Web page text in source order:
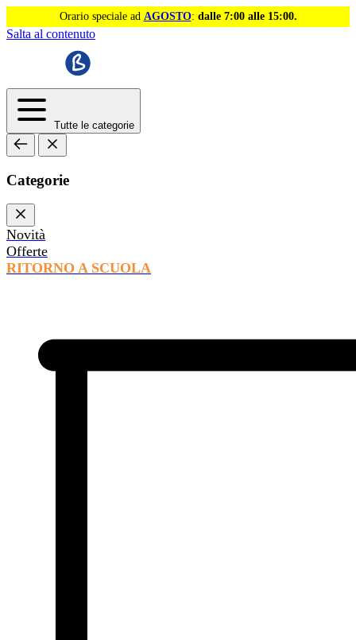
Orario speciale ad AGOSTO: dalle 7:00 alle 15:00.
Salta al contenuto
Tutte le categorie
Categorie
Novità
Offerte
RITORNO A SCUOLA